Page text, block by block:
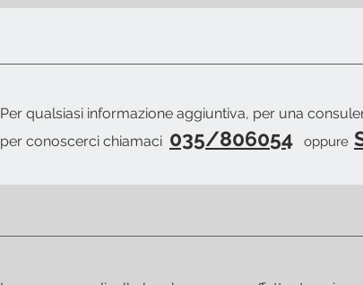
Per qualsiasi informazione aggiuntiva, per una
per conoscerci chiamaci 035/806054 oppure